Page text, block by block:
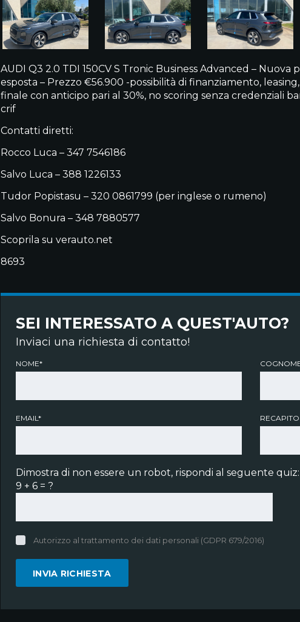
AUDI Q3 2.0 TDI 150CV S Tronic Business Advanced – Nuova
esposta – Prezzo €56.900 -possibilità di finanziamento,
finale con anticipo pari al 30%, no scoring senza credenziali
crif
Contatti diretti:
Rocco Luca – 347 7546186
Salvo Luca – 388 1226133
Tudor Popistasu – 320 0861799 (per inglese o rumeno)
Salvo Bonura – 348 7880577
Scoprila su verauto.net
8693
SEI INTERESSATO A QUEST'AUTO?
Inviaci una richiesta di contatto!
NOME*
EMAIL*
Dimostra di non essere un robot, rispondi al seguente quiz:
9 + 6 = ?
Autorizzo al trattamento dei dati personali (GDPR 679/2016)